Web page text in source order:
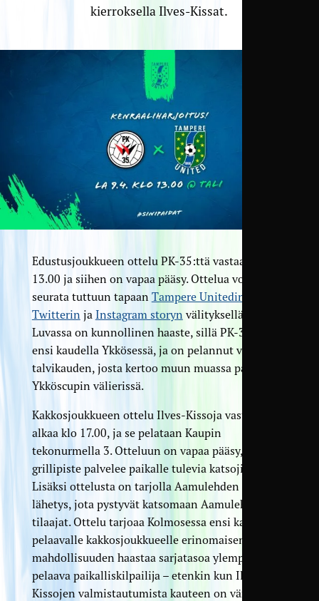
kierroksella Ilves-Kissat.
Edustusjoukkueen ottelu PK-35:ttä vastaan alkaa
13.00 ja siihen on vapaa pääsy. Ottelua voi
seurata tuttuun tapaan Tampere Unitedin
Twitterin ja Instagram storyn välityksellä.
Luvassa on kunnollinen haaste, sillä PK-35 pelaa
ensi kaudella Ykkösessä, ja on pelannut vahvan
talvikauden, josta kertoo muun muassa paikka
Ykköscupin välierissä.
Kakkosjoukkueen ottelu Ilves-Kissoja vastaan
alkaa klo 17.00, ja se pelataan Kaupin
tekonurmella 3. Otteluun on vapaa pääsy, ja
grillipiste palvelee paikalle tulevia katsojia.
Lisäksi ottelusta on tarjolla Aamulehden suora
lähetys, jota pystyvät katsomaan Aamulehden
tilaajat. Ottelu tarjoaa Kolmosessa ensi kaudella
pelaavalle kakkosjoukkueelle erinomaisen
mahdollisuuden haastaa sarjatasoa ylempänä
pelaava paikalliskilpailija – etenkin kun Ilves-
Kissojen valmistautumista kauteen on värittänyt